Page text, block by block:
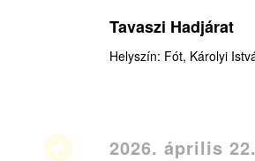
Tavaszi Hadjárat
Helyszín: Fót, Károlyi
2026. április 22.